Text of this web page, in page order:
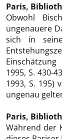
Paris,
Obwohl
ungenauere
sich in
1995, S. 430-
1993, S. 195)
ungenau
Paris,
Während der